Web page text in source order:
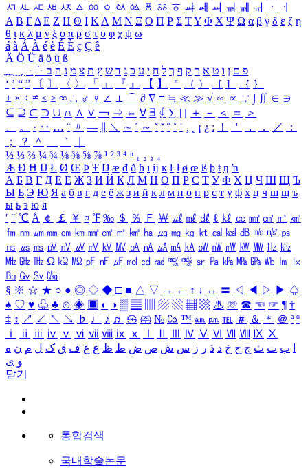
ㅺ ㅻ ㅼ ㅽ ㅾ ㅿ ㆀ ㆁ ㆂ ㆃ ㆄ ㆅ ㆆ ㆇ ㆈ ㆉ ㆊ ㆋ ㆌ ㆍ
ㆎ
Α Β ΓΔ Ε Ζ Η Θ Ι ΚΛ Μ Ν Ξ Ο Π Ρ Σ ΤΥ Φ Χ Ψ Ω α β γ δ ε ζ η
θ ι κ λ μ ν ξ ο π ρ σ τ υ φ χ ψ ω
á à Á À é è É È ç Ç ê
Ä Ö Ü ä ö ü ß
ִֶֹ ֻּ ׁׂ פ ם ן ו ט א ר ק ף ך ל ח י ע כ ג ד ש ץ ת צ מ נ ה ב
‘ ’ “ ” 〔 〕 〈 〉 「 」 『 』 【 】 ＂ （ ） ［ ］ ｛ ｝
± × ÷ ≠ ≤ ≥ ∞ ∴ ♂ ♀ ∠ ⊥ ⌒ ∂ ∇ ≡ ≒ ≪ ≫ √ ∽ ∝ ∵ ∫ ∬ ∈ ∋
⊆ ⊇ ⊂ ⊃ ∪ ∩ ∧ ∨ ￢ ⇒ ⇔ ∀ ∃ ∮ ∑ ∏ ＋ － ＜ ＝
＞
、
。 · ‥ … ¨ 〃 ― ＼ ∼ ´ ～ ˇ ˘ ˝ ˚ ˙ ¸ ¡ ¿ ː ！ ＇ ， ． ／
：
；
？ ＾ ｀
½ ⅓ ⅔ ¼ ¾ ⅛ ⅜ ⅝ ⅞ ¹ ² ³ ⁴ ⁿ ₁ ₂ ₃ ₄
Æ Ð Ħ Ĳ Ł Ø Œ Þ Ŧ Ŋ æ đ ð ħ ı ĳ ĸ ŀ ł ø œ ß þ ŧ ŋ ŉ
А Б В Г Д Е Ё Ж З И Й К Л М Н О П Р С Т У Ф Х Ц Ч Ш Щ Ъ
Ы Ь Э Ю Я а б в г д е ё ж з и й к л м н о п р с т у ф х ц ч ш щ ъ
ы ь э ю я
′ ″ ℃ Å ￠ ￡ ￥ ¤ ℉ ‰ ＄ ％ Ｆ ￦ ㎕ ㎖ ㎗ ℓ ㎘ ㏄ ㎣ ㎤ ㎥ ㎦
㎙ ㎚ ㎛ ㎜ ㎝ ㎞ ㎟ ㎠ ㎡ ㎢ ㏊ ㎍ ㎎ ㎏ ㏏ ㎈ ㎉ ㏈ ㎧ ㎨ ㎰
㎱ ㎲ ㎳ ㎴ ㎵ ㎶ ㎷ ㎸ ㎹ ㎀ ㎁ ㎂ ㎃ ㎄ ㎺ ㎻ ㎽ ㎾ ㎿ ㎐ ㎑
㎒ ㎓ ㎔ Ω ㏀ ㏁ ㎊ ㎋ ㎌ ㏖ ㏅ ㎭ ㎮ ㎯ ㏛ ㎩ ㎪ ㎫ ㎬ ㏝ ㏐
㏓
㏃ ㏉ ㏜ ㏆
§ ※ ☆ ★ ○ ● ◎ ◇ ◆ □ ■ △ ▽ → ← ↑ ↓ ↔ 〓 ◁ ◀ ▷ ▶ ♤
♠ ♡ ♥ ♧ ♣ ⊙ ◈ ▣ ◐ ◑ ▒ ▤ ▨ ▧ ▦ ▩ ♨ ☏ ☎ ☜ ☞ ¶ †
‡ ↕ ↗ ↙ ↖ ↘ ♭ ♩ ♪ ♬ ㉿ ㈜ № ㏇ ™ ㏂ ㏘ ℡ ＃ ＆ ＊ ＠ ª º
ⅰ
ⅱ ⅲ ⅳ ⅴ ⅵ ⅶ ⅷ ⅸ ⅹ Ⅳ Ⅴ Ⅵ Ⅶ Ⅷ Ⅸ Ⅹ
ب ت ث ج ح خ د ذ ر ز س ش ص ض ط ظ ع غ ف ق ک ل م ن ه
و ی
닫기
통합검색
국내학술논문